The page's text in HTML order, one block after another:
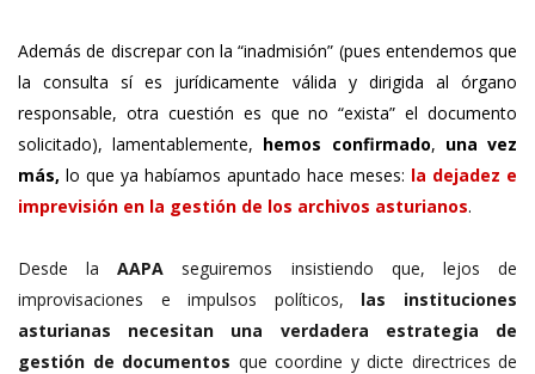
Además de discrepar con la “inadmisión” (pues entendemos que
la consulta sí es jurídicamente válida y dirigida al órgano
responsable, otra cuestión es que no “exista” el documento
solicitado), lamentablemente, hemos confirmado, una vez
más, lo que ya habíamos apuntado hace meses: la dejadez e
imprevisión en la gestión de los archivos asturianos.
Desde laAAPA seguiremos insistiendo que, lejos de
improvisaciones e impulsos políticos, las instituciones
asturianas necesitan una verdadera estrategia de
gestión de documentos que coordine y dicte directrices de